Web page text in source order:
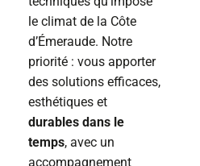
le climat de la Côte
d’Émeraude. Notre
priorité : vous apporter
des solutions efficaces,
esthétiques et
durables dans le
temps, avec un
accompagnement